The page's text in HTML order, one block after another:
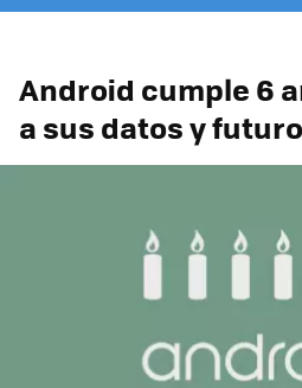
Android cumple 6
a sus datos y futuro